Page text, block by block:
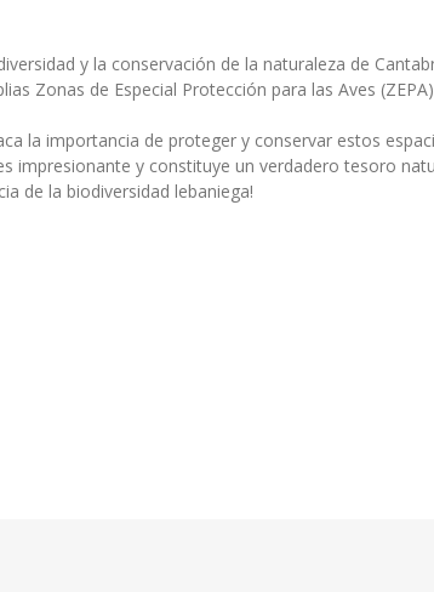
y la conservación de la naturaleza de
Zonas de Especial Protección para las Aves
la importancia de proteger y conservar estos
impresionante y constituye un verdadero tesoro
de la biodiversidad lebaniega!